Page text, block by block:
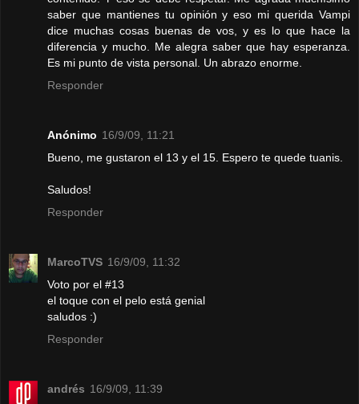
saber que mantienes tu opinión y eso mi querida Vampi
dice muchas cosas buenas de vos, y es lo que hace la
diferencia y mucho. Me alegra saber que hay esperanza.
Es mi punto de vista personal. Un abrazo enorme.
Responder
Anónimo 16/9/09, 11:21
Bueno, me gustaron el 13 y el 15. Espero te quede tuanis.
Saludos!
Responder
MarcoTVS 16/9/09, 11:32
Voto por el #13
el toque con el pelo está genial
saludos :)
Responder
andrés 16/9/09, 11:39